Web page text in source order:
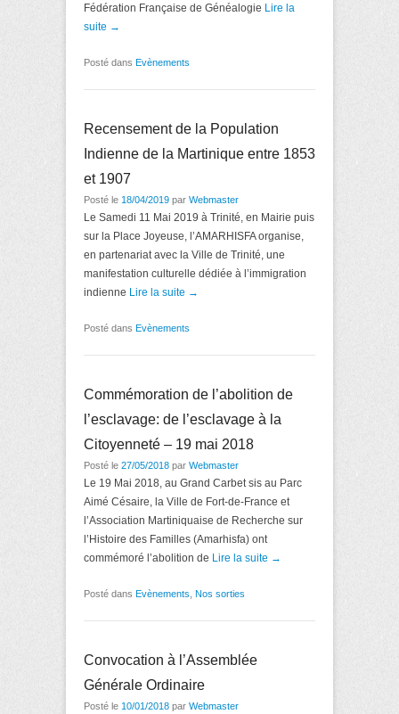
Fédération Française de Généalogie Lire la
suite →
Posté dans Evènements
Recensement de la Population
Indienne de la Martinique entre 1853
et 1907
Posté le 18/04/2019 par Webmaster
Le Samedi 11 Mai 2019 à Trinité, en Mairie puis
sur la Place Joyeuse, l’AMARHISFA organise,
en partenariat avec la Ville de Trinité, une
manifestation culturelle dédiée à l’immigration
indienne Lire la suite →
Posté dans Evènements
Commémoration de l’abolition de
l’esclavage: de l’esclavage à la
Citoyenneté – 19 mai 2018
Posté le 27/05/2018 par Webmaster
Le 19 Mai 2018, au Grand Carbet sis au Parc
Aimé Césaire, la Ville de Fort-de-France et
l’Association Martiniquaise de Recherche sur
l’Histoire des Familles (Amarhisfa) ont
commémoré l’abolition de Lire la suite →
Posté dans Evènements Nos sorties
Convocation à l’Assemblée
Générale Ordinaire
Posté le 10/01/2018 par Webmaster